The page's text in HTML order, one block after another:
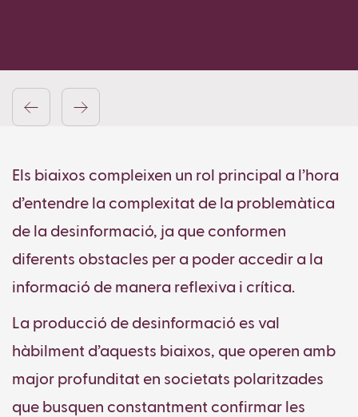
Els biaixos compleixen un rol principal a l’hora
d’entendre la complexitat de la problemàtica
de la desinformació, ja que conformen
diferents obstacles per a poder accedir a la
informació de manera reflexiva i crítica.
La producció de desinformació es val
hàbilment d’aquests biaixos, que operen amb
major profunditat en societats polaritzades
que busquen constantment confirmar les